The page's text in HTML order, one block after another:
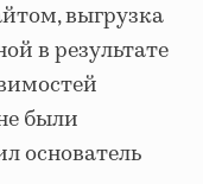
выгрузка
в результате
были
основатель